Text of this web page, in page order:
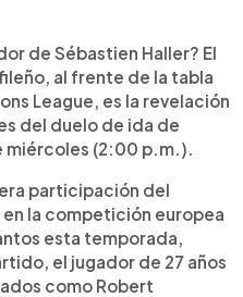
de Sébastien Haller? El
al frente de la tabla
League, es la revelación
del duelo de ida de
miércoles (2:00 p.m.).
participación del
la competición europea
esta temporada,
el jugador de 27 años
como Robert